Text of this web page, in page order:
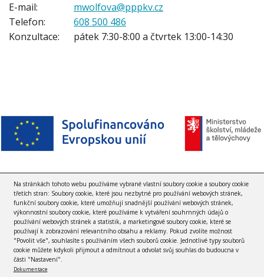
E-mail:
mwolfova@pppkv.cz
Telefon:
608 500 486
Konzultace:
pátek 7:30-8:00 a čtvrtek 13:00-14:30
© 2012 - 2020 Pedagogicko-psychologická poradna
Na stránkách tohoto webu používáme vybrané vlastní soubory cookie a soubory cookie
třetích stran: Soubory cookie, které jsou nezbytné pro používání webových stránek,
funkční soubory cookie, které umožňují snadnější používání webových stránek,
výkonnostní soubory cookie, které používáme k vytváření souhrnných údajů o
používání webových stránek a statistik, a marketingové soubory cookie, které se
používají k zobrazování relevantního obsahu a reklamy. Pokud zvolíte možnost
"Povolit vše", souhlasíte s používáním všech souborů cookie. Jednotlivé typy souborů
cookie můžete kdykoli přijmout a odmítnout a odvolat svůj souhlas do budoucna v
části "Nastavení".
Dokumentace